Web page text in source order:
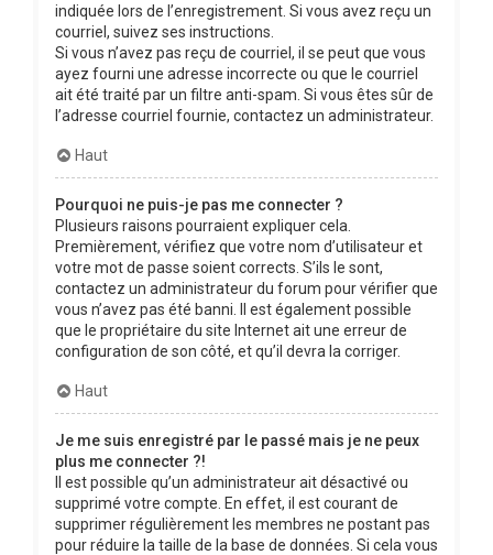
indiquée lors de l’enregistrement. Si vous avez reçu un
courriel, suivez ses instructions.
Si vous n’avez pas reçu de courriel, il se peut que vous
ayez fourni une adresse incorrecte ou que le courriel
ait été traité par un filtre anti-spam. Si vous êtes sûr de
l’adresse courriel fournie, contactez un administrateur.
Haut
Pourquoi ne puis-je pas me connecter ?
Plusieurs raisons pourraient expliquer cela.
Premièrement, vérifiez que votre nom d’utilisateur et
votre mot de passe soient corrects. S’ils le sont,
contactez un administrateur du forum pour vérifier que
vous n’avez pas été banni. Il est également possible
que le propriétaire du site Internet ait une erreur de
configuration de son côté, et qu’il devra la corriger.
Haut
Je me suis enregistré par le passé mais je ne peux
plus me connecter ?!
Il est possible qu’un administrateur ait désactivé ou
supprimé votre compte. En effet, il est courant de
supprimer régulièrement les membres ne postant pas
pour réduire la taille de la base de données. Si cela vous